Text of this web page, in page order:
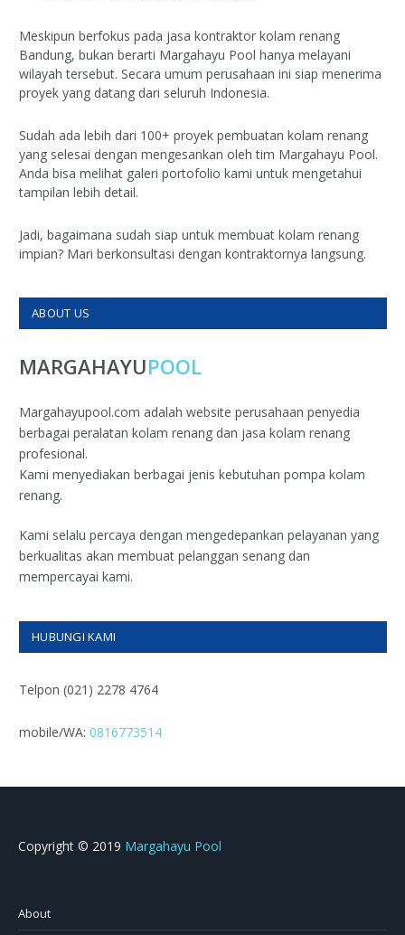
Meskipun berfokus pada jasa kontraktor kolam renang
Bandung, bukan berarti Margahayu Pool hanya melayani
wilayah tersebut. Secara umum perusahaan ini siap menerima
proyek yang datang dari seluruh Indonesia.
Sudah ada lebih dari 100+ proyek pembuatan kolam renang
yang selesai dengan mengesankan oleh tim Margahayu Pool.
Anda bisa melihat galeri portofolio kami untuk mengetahui
tampilan lebih detail.
Jadi, bagaimana sudah siap untuk membuat kolam renang
impian? Mari berkonsultasi dengan kontraktornya langsung.
ABOUT US
MARGAHAYUPOOL
Margahayupool.com adalah website perusahaan penyedia
berbagai peralatan kolam renang dan jasa kolam renang
profesional.
Kami menyediakan berbagai jenis kebutuhan pompa kolam
renang.
Kami selalu percaya dengan mengedepankan pelayanan yang
berkualitas akan membuat pelanggan senang dan
mempercayai kami.
HUBUNGI KAMI
Telpon (021) 2278 4764
mobile/WA: 0816773514
Copyright © 2019 Margahayu Pool
About